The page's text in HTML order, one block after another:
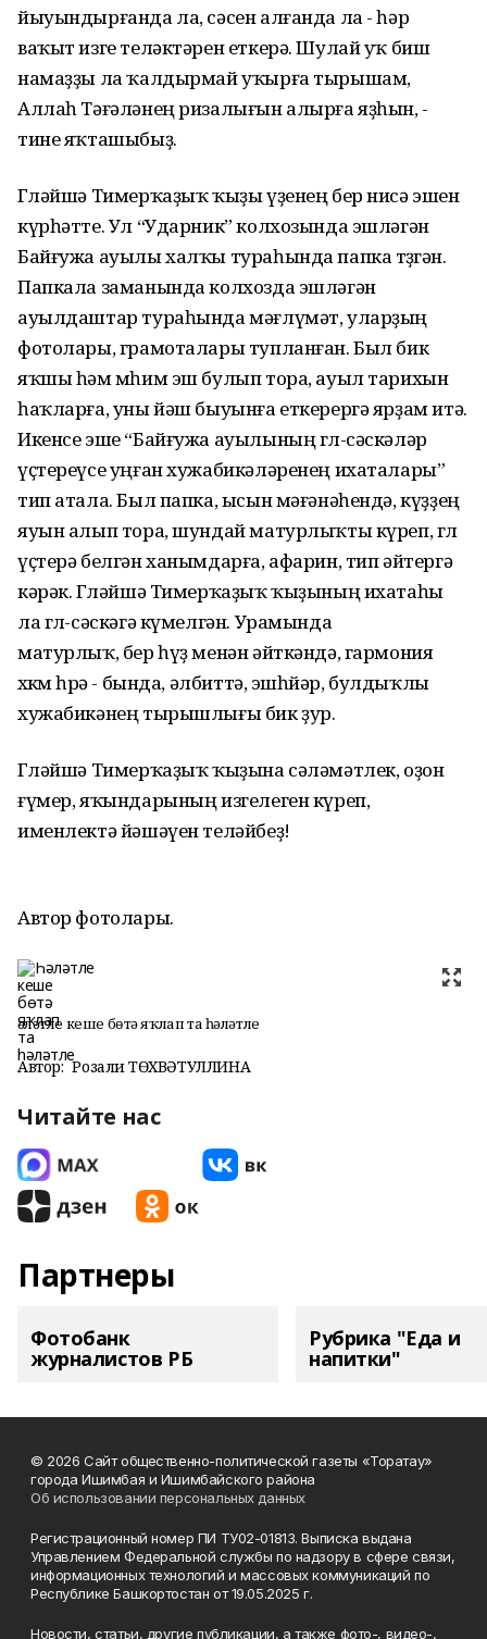
йыуындырғанда ла, сәсен алғанда ла - һәр
ваҡыт изге теләктәрен еткерә. Шулай уҡ биш
намаҙҙы ла ҡалдырмай уҡырға тырышам,
Аллаһ Тәғәләнең ризалығын алырға яҙһын, -
тине яҡташыбыҙ.
Гөләйшә Тимерҡаҙыҡ ҡыҙы үҙенең бер нисә эшен
күрһәтте. Ул “Ударник” колхозында эшләгән
Байғужа ауылы халҡы тураһында папка төҙөгән.
Папкала заманында колхозда эшләгән
ауылдаштар тураһында мәғлүмәт, уларҙың
фотолары, грамоталары тупланған. Был бик
яҡшы һәм мөһим эш булып тора, ауыл тарихын
һаҡларға, уны йәш быуынға еткерергә ярҙам итә.
Икенсе эше “Байғужа ауылының гөл-сәскәләр
үҫтереүсе уңған хужабикәләренең ихаталары”
тип атала. Был папка, ысын мәғәнәһендә, күҙҙең
яуын алып тора, шундай матурлыҡты күреп, гөл
үҫтерә белгән ханымдарға, афарин, тип әйтергә
кәрәк. Гөләйшә Тимерҡаҙыҡ ҡыҙының ихатаһы
ла гөл-сәскәгә күмелгән. Урамында
матурлыҡ, бер һүҙ менән әйткәндә, гармония
хөкөм һөрә - бында, әлбиттә, эшһөйәр, булдыҡлы
хужабикәнең тырышлығы бик ҙур.
Гөләйшә Тимерҡаҙыҡ ҡыҙына сәләмәтлек, оҙон
ғүмер, яҡындарының изгелеген күреп,
именлектә йәшәүен теләйбеҙ!
Автор фотолары.
Һәләтле кеше бөтә яҡлап та һәләтле
Автор: Розалиә ТӨХВӘТУЛЛИНА
Читайте нас
Партнеры
Фотобанк
журналистов РБ
Рубрика "Еда и
напитки"
© 2026 Сайт общественно-политической газеты «Торатау»
города Ишимбая и Ишимбайского района
Об использовании персональных данных
Регистрационный номер ПИ ТУ02-01813. Выписка выдана
Управлением Федеральной службы по надзору в сфере связи,
информационных технологий и массовых коммуникаций по
Республике Башкортостан от 19.05.2025 г.
Новости, статьи, другие публикации, а также фото-, видео-,